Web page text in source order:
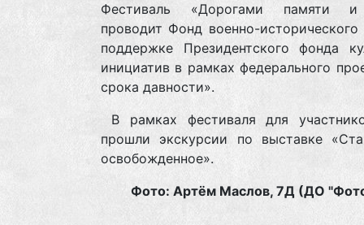
Фестиваль «Дорогами памяти
проводит Фонд военно-
поддержке Президентского фонда
инициатив в рамках федерального
срока давности».
В рамках фестиваля для
прошли экскурсии по выставке
освобожденное».
Фото: Артём Маслов, 7Д (ДО